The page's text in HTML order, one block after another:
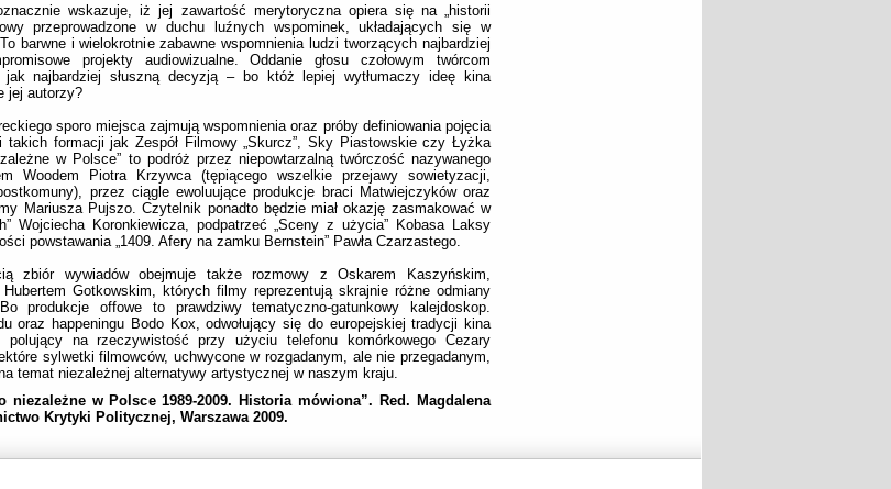
wskazuje, iż jej zawartość merytoryczna opiera się na „historii
przeprowadzone w duchu luźnych wspominek, układających się w
barwne i wielokrotnie zabawne wspomnienia ludzi tworzących najbardziej
projekty audiowizualne. Oddanie głosu czołowym twórcom
jak najbardziej słuszną decyzją – bo któż lepiej wytłumaczy ideę kina
jej autorzy?
sporo miejsca zajmują wspomnienia oraz próby definiowania pojęcia
takich formacji jak Zespół Filmowy „Skurcz”, Sky Piastowskie czy Łyżka
w Polsce” to podróż przez niepowtarzalną twórczość nazywanego
Woodem Piotra Krzywca (tępiącego wszelkie przejawy sowietyzacji,
przez ciągle ewoluujące produkcje braci Matwiejczyków oraz
Mariusza Pujszo. Czytelnik ponadto będzie miał okazję zasmakować w
Wojciecha Koronkiewicza, podpatrzeć „Sceny z użycia” Kobasa Laksy
powstawania „1409. Afery na zamku Bernstein” Pawła Czarzastego.
zbiór wywiadów obejmuje także rozmowy z Oskarem Kaszyńskim,
Gotkowskim, których filmy reprezentują skrajnie różne odmiany
produkcje offowe to prawdziwy tematyczno-gatunkowy kalejdoskop.
oraz happeningu Bodo Kox, odwołujący się do europejskiej tradycji kina
polujący na rzeczywistość przy użyciu telefonu komórkowego Cezary
sylwetki filmowców, uchwycone w rozgadanym, ale nie przegadanym,
temat niezależnej alternatywy artystycznej w naszym kraju.
niezależne w Polsce 1989-2009. Historia mówiona”. Red. Magdalena
Krytyki Politycznej, Warszawa 2009.